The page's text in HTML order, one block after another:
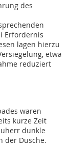
des
Erfordernis
lagen hierzu
etwa
reduziert
waren
kurze Zeit
dunkle
der Dusche.